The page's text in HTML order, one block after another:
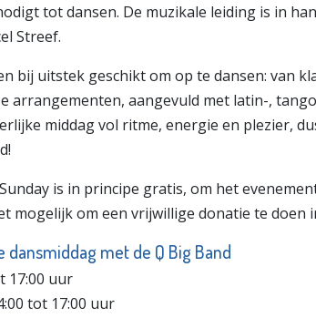
tot dansen. De muzikale leiding is in
Streef.
bij uitstek geschikt om op te dansen: van
arrangementen, aangevuld met latin-,
middag vol ritme, energie en plezier,
is in principe gratis, om het
mogelijk om een vrijwillige donatie te doen
met de Q Big Band
17:00 uur
tot 17:00 uur